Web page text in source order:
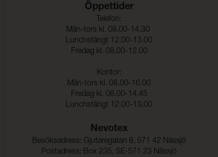
Öppettider
Telefon:
Mån-tors kl. 08.00-14.30
Lunchstängt 12.00-13.00
Fredag kl. 08.00-12.00
Kontor:
Mån-tors kl. 08.00-16.00
Fredag kl. 08.00-14.45
Lunchstängt 12.00-13.00
Nevotex
Besöksadress: Gjutaregatan 8, 571 42 Nässjö
Postadress: Box 235, SE-571 23 Nässjö